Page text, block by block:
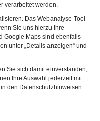
verarbeitet werden.
Das Webanalyse-Tool
Sie uns hierzu Ihre
Google Maps sind ebenfalls
unter „Details anzeigen“ und
Sie sich damit einverstanden,
Ihre Auswahl jederzeit mit
den Datenschutzhinweisen